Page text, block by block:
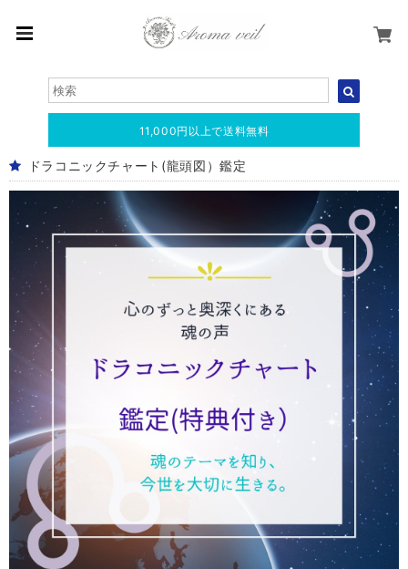
11,000円以上で送料無料
ドラコニックチャート(龍頭図）鑑定